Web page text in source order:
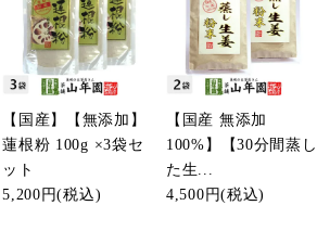
【国産】【無添加】
蓮根粉 100g ×3袋セ
ット
5,200円(税込)
【国産 無添加
100%】【30分間蒸し
た生...
4,500円(税込)